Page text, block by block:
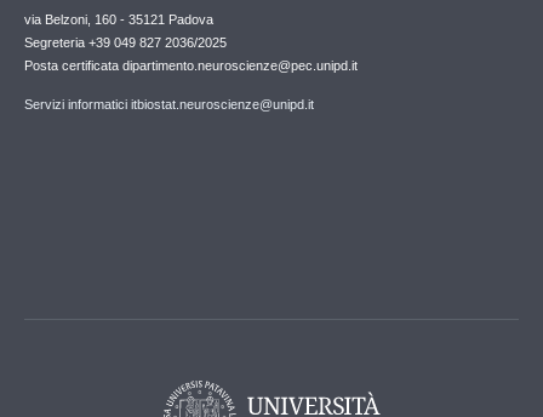
via Belzoni, 160 - 35121 Padova
Segreteria +39 049 827 2036/2025
Posta certificata dipartimento.neuroscienze@pec.unipd.it
Servizi informatici itbiostat.neuroscienze@unipd.it